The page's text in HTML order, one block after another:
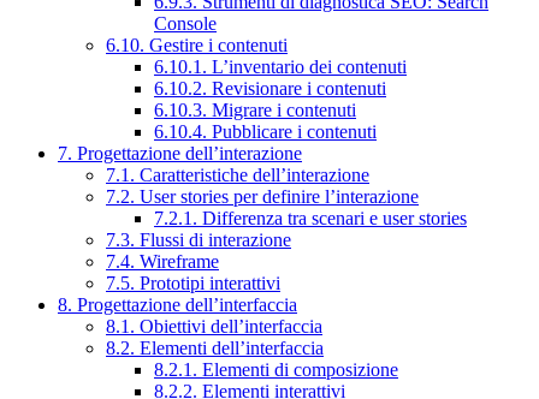
Console
6.10. Gestire i contenuti
6.10.1. L’inventario dei contenuti
6.10.2. Revisionare i contenuti
6.10.3. Migrare i contenuti
6.10.4. Pubblicare i contenuti
7. Progettazione dell’interazione
7.1. Caratteristiche dell’interazione
7.2. User stories per definire l’interazione
7.2.1. Differenza tra scenari e user stories
7.3. Flussi di interazione
7.4. Wireframe
7.5. Prototipi interattivi
8. Progettazione dell’interfaccia
8.1. Obiettivi dell’interfaccia
8.2. Elementi dell’interfaccia
8.2.1. Elementi di composizione
8.2.2. Elementi interattivi